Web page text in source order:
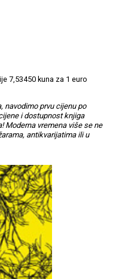
7,53450 kuna za 1 euro
navodimo prvu cijenu po
i dostupnost knjiga
Moderna vremena više se ne
antikvarijatima ili u